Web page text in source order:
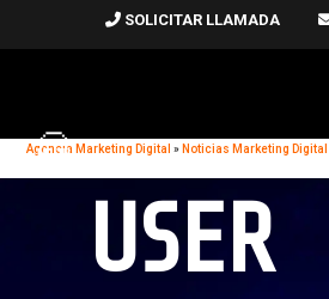
SOLICITAR LLAMADA
Agencia Marketing Digital » Noticias Marketing Digital
USER